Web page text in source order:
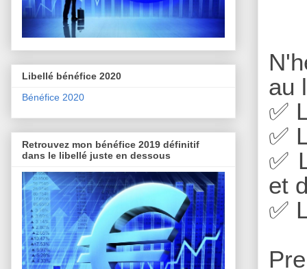
au
✅
✅
✅
et
✅
Libellé bénéfice 2020
Bénéfice 2020
Retrouvez mon bénéfice 2019 définitif
dans le libellé juste en dessous